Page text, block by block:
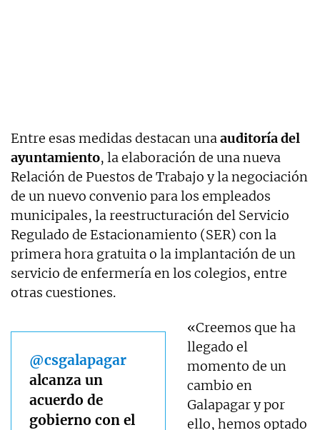
Entre esas medidas destacan unaauditoría del
ayuntamiento, la elaboración de una nueva
Relación de Puestos de Trabajo y la negociación
de un nuevo convenio para los empleados
municipales, la reestructuración del Servicio
Regulado de Estacionamiento (SER) con la
primera hora gratuita o la implantación de un
servicio de enfermería en los colegios, entre
otras cuestiones.
@csgalapagar
alcanza un
acuerdo de
gobierno con el
«Creemos que ha
llegado el
momento de un
cambio en
Galapagar y por
ello, hemos optado